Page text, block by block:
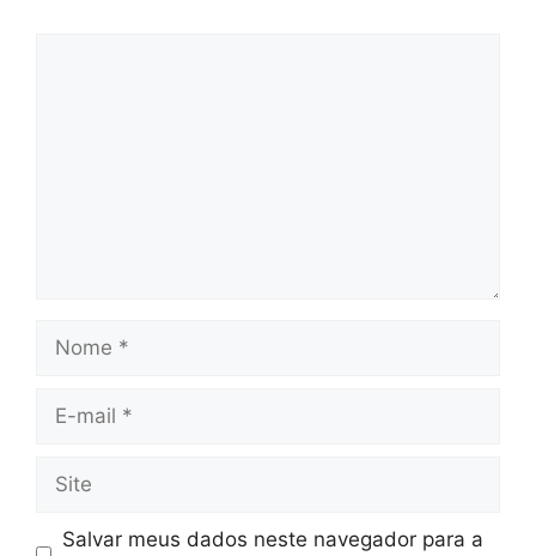
mail
Salvar meus dados neste navegador para a